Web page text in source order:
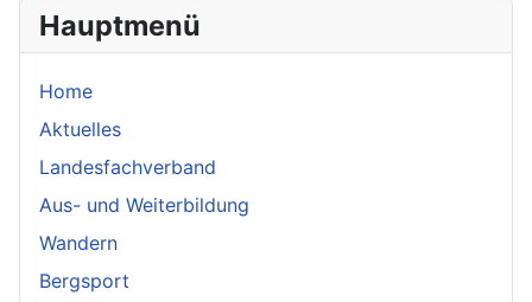
Hauptmenü
Home
Aktuelles
Landesfachverband
Aus- und Weiterbildung
Wandern
Bergsport